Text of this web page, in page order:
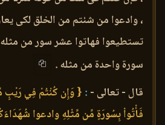
، وادعوا من شئتم من الخلق لكى
تستطيعوا فهاتوا عشر سور من
سورة واحدة من مثله .
قال - تعالى - : { وَإِن كُنْتُمْ فِي رَيْبٍ
فَأْتُواْ بِسُورَةٍ مِّن مِّثْلِهِ وادعوا